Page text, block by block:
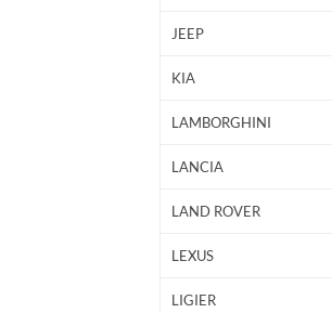
JEEP
KIA
LAMBORGHINI
LANCIA
LAND ROVER
LEXUS
LIGIER